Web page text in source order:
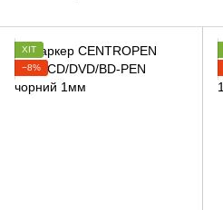
ХІТ
−8%